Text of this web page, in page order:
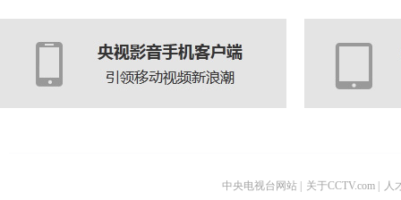
中央电视台网站 关于CCTV.com 人